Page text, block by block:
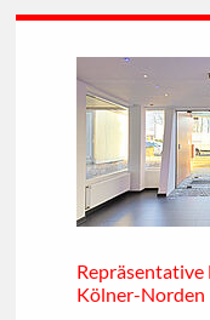
Repräsentative
Kölner-Norden